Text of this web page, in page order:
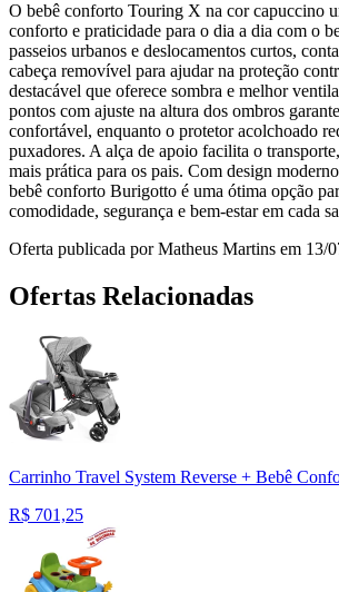
O bebê conforto Touring X na cor capuccino
conforto e praticidade para o dia a dia com o
passeios urbanos e deslocamentos curtos,
cabeça removível para ajudar na proteção
destacável que oferece sombra e melhor
pontos com ajuste na altura dos ombros
confortável, enquanto o protetor acolchoado
puxadores. A alça de apoio facilita o
mais prática para os pais. Com design
bebê conforto Burigotto é uma ótima opção
comodidade, segurança e bem-estar em cada
Oferta publicada por Matheus Martins em 13/
Ofertas Relacionadas
Carrinho Travel System Reverse + Bebê
R$ 701,25